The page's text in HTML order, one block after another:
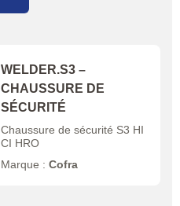
WELDER.S3 –
CHAUSSURE DE
SÉCURITÉ
Chaussure de sécurité S3 HI
CI HRO
Marque :Cofra